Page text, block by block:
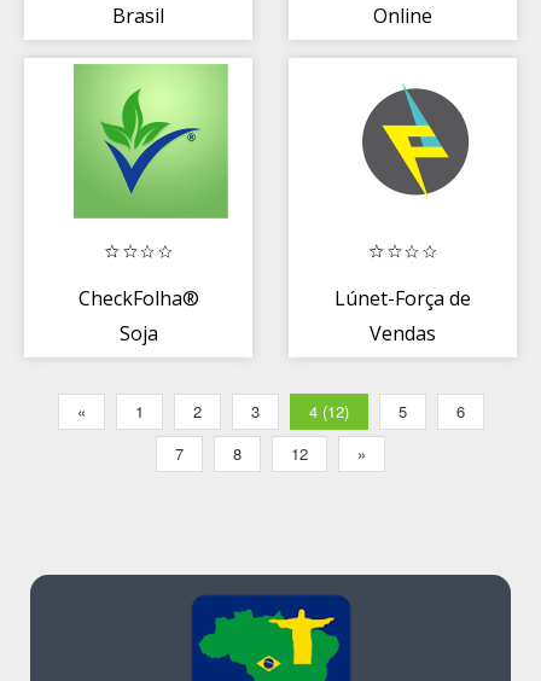
Brasil
Online
CheckFolha®
Soja
Lúnet-Força de
Vendas
« 1 2 3 4 (12) 5
6
7
8 12 »